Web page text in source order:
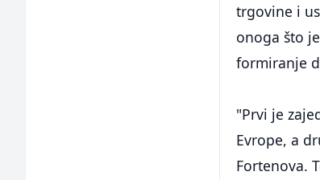
trgovine i
onoga što
formiranje
"Prvi je
Evrope, a
Fortenova.